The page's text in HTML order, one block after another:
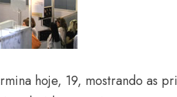
hoje, 19, mostrando as